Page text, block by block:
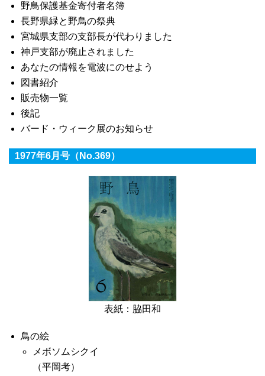
野鳥保護基金寄付者名簿
長野県緑と野鳥の祭典
宮城県支部の支部長が代わりました
神戸支部が廃止されました
あなたの情報を電波にのせよう
図書紹介
販売物一覧
後記
バード・ウィーク展のお知らせ
1977年6月号（No.369）
表紙：脇田和
鳥の絵
メボソムシクイ
（平岡考）